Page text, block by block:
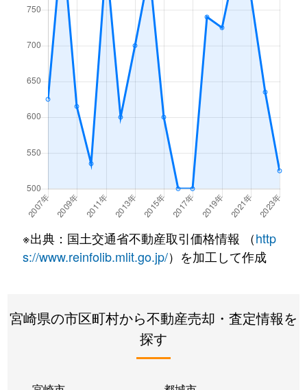
※出典：国土交通省不動産取引価格情報 （http
s://www.reinfolib.mlit.go.jp/）を加工して作成
宮崎県の市区町村から不動産売却・査定情報を
探す